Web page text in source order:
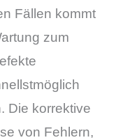
Fällen kommt
zum
Die korrektive
von Fehlern,